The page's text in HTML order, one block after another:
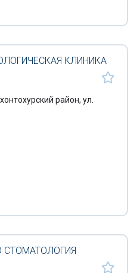
КЛИНИКА
район, ул.
СТОМАТОЛОГИЯ